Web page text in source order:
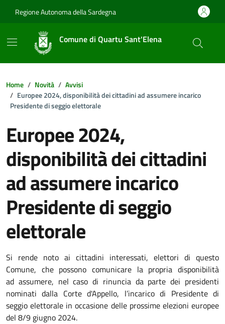
Regione Autonoma della Sardegna
Comune di Quartu Sant'Elena
Home Novità
Avvisi
Europee 2024, disponibilità dei cittadini ad assumere incarico
Presidente di seggio elettorale
Europee 2024,
disponibilità dei cittadini
ad assumere incarico
Presidente di seggio
elettorale
Dettagli della notizia
Si rende noto ai cittadini interessati, elettori di questo
Comune, che possono comunicare la propria disponibilità
ad assumere, nel caso di rinuncia da parte dei presidenti
nominati dalla Corte d'Appello, l’incarico di Presidente di
seggio elettorale in occasione delle prossime elezioni europee
del 8/9 giugno 2024.